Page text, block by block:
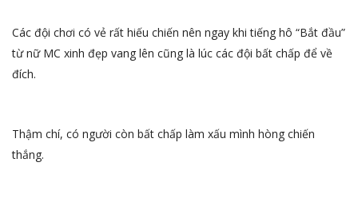
Các đội chơi có vẻ rất hiếu chiến nên ngay khi tiếng hô “Bắt đầu”
từ nữ MC xinh đẹp vang lên cũng là lúc các đội bất chấp để về
đích.
Thậm chí, có người còn bất chấp làm xấu mình hòng chiến
thắng.